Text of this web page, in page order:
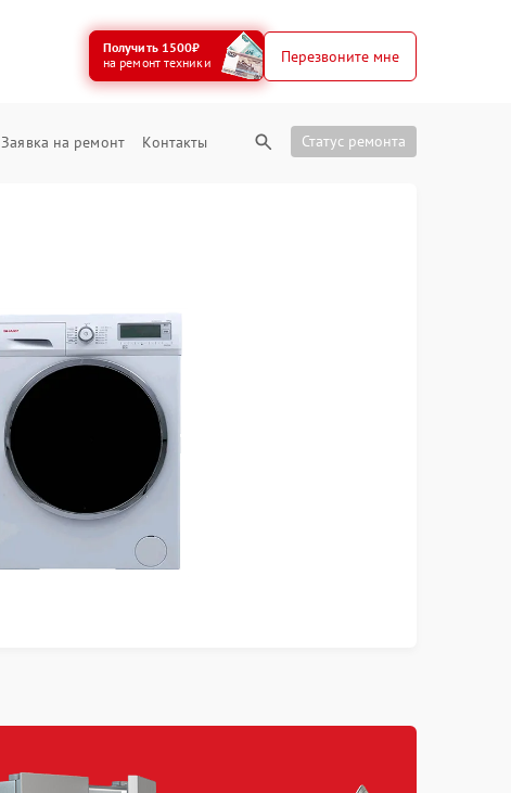
Получить 1500₽
на ремонт техники
Перезвоните мне
Заявка на ремонт Контакты Статус ремонта